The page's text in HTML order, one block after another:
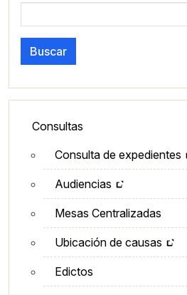
Buscar
Lateral - Menú secundario
Consultas
Consulta de expedientes
Audiencias
Mesas Centralizadas
Ubicación de causas
Edictos